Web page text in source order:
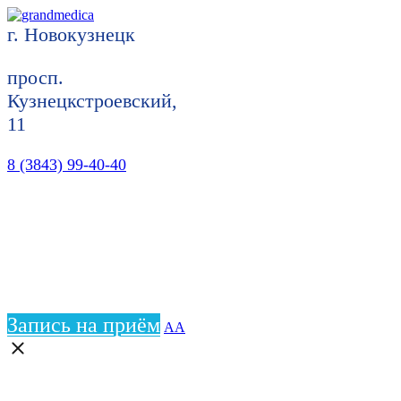
г. Новокузнецк
просп.
Кузнецкстроевский,
11
8 (3843) 99-40-40
Запись на приём АА